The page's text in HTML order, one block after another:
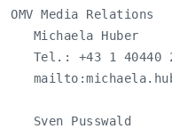
OMV Media Relations
   Michaela Huber
Tel.: +43 1 40440
   mailto:
   Sven Pusswald